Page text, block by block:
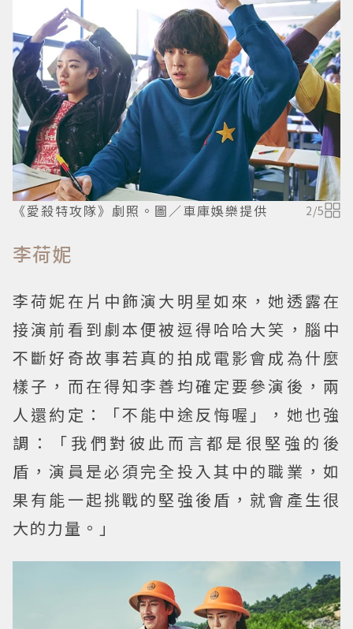
《愛殺特攻隊》劇照。圖／車庫娛樂提供 2/5
李荷妮
李荷妮在片中飾演大明星如來，她透露在
接演前看到劇本便被逗得哈哈大笑，腦中
不斷好奇故事若真的拍成電影會成為什麼
樣子，而在得知李善均確定要參演後，兩
人還約定：「不能中途反悔喔」，她也強
調：「我們對彼此而言都是很堅強的後
盾，演員是必須完全投入其中的職業，如
果有能一起挑戰的堅強後盾，就會產生很
大的力量。」